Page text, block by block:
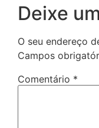
Deixe
O seu endereço
Campos
Comentário *